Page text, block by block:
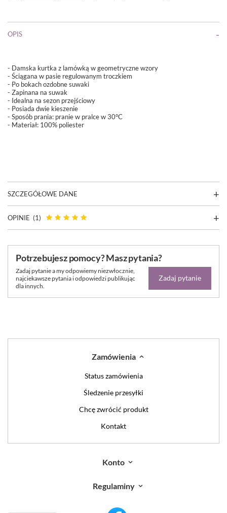
OPIS
- Damska kurtka z lamówką w geometryczne wzory
- Ściągana w pasie regulowanym troczkiem
- Po bokach ozdobne suwaki
- Zapinana na suwak
- Idealna na sezon przejściowy
- Posiada dwie kieszenie
- Sposób prania: pranie w pralce w 30°C
- Materiał: 100% poliester
SZCZEGÓŁOWE DANE
OPINIE (1)
Potrzebujesz pomocy? Masz pytania?
Zadaj pytanie a my odpowiemy niezwłocznie,
najciekawsze pytania i odpowiedzi publikując
dla innych.
Zadaj pytanie
Zamówienia
Status zamówienia
Śledzenie przesyłki
Chcę zwrócić produkt
Kontakt
Konto
Regulaminy